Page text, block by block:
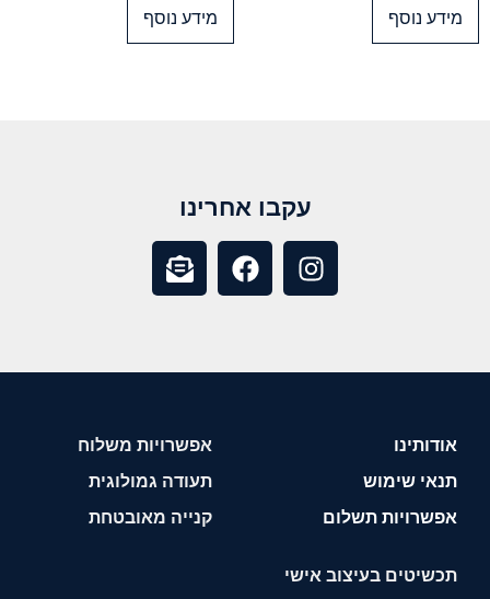
מידע נוסף מידע נוסף
עקבו אחרינו
אודותינו
תנאי שימוש
אפשרויות תשלום
אפשרויות משלוח
תעודה גמולוגית
קנייה מאובטחת
תכשיטים בעיצוב אישי